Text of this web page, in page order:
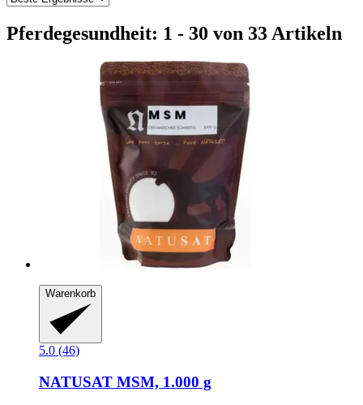
Pferdegesundheit: 1 - 30 von 33 Artikeln
Warenkorb
5.0 (46)
NATUSAT MSM, 1.000 g